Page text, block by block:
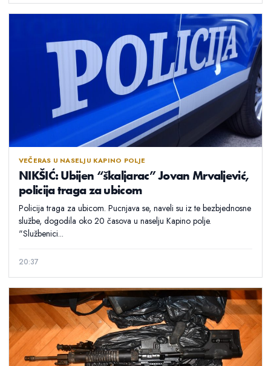
VEČERAS U NASELJU KAPINO POLJE
NIKŠIĆ: Ubijen “škaljarac” Jovan Mrvaljević,
policija traga za ubicom
Policija traga za ubicom. Pucnjava se, naveli su iz te bezbjednosne
službe, dogodila oko 20 časova u naselju Kapino polje.
"Službenici...
20:37